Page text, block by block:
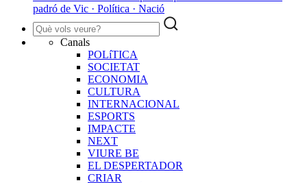
padró de Vic · Política · Nació
Canals
POLíTICA
SOCIETAT
ECONOMIA
CULTURA
INTERNACIONAL
ESPORTS
IMPACTE
NEXT
VIURE BE
EL DESPERTADOR
CRIAR